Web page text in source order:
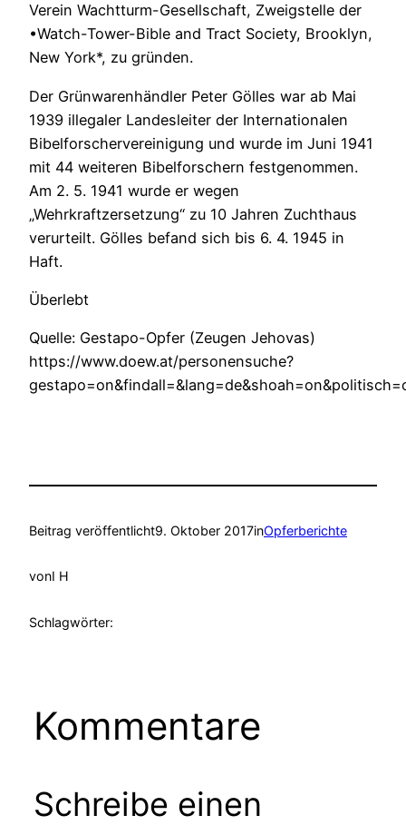
Verein Wachtturm-Gesellschaft, Zweigstelle der
•Watch-Tower-Bible and Tract Society, Brooklyn,
New York*, zu gründen.
Der Grünwarenhändler Peter Gölles war ab Mai
1939 illegaler Landesleiter der Internationalen
Bibelforschervereinigung und wurde im Juni 1941
mit 44 weiteren Bibelforschern festgenommen.
Am 2. 5. 1941 wurde er wegen
„Wehrkraftzersetzung“ zu 10 Jahren Zuchthaus
verurteilt. Gölles befand sich bis 6. 4. 1945 in
Haft.
Überlebt
Quelle: Gestapo-Opfer (Zeugen Jehovas)
https://www.doew.at/personensuche?
Beitrag veröffentlicht9. Oktober 2017inOpferberichte
vonI H
Schlagwörter:
Kommentare
Schreibe einen